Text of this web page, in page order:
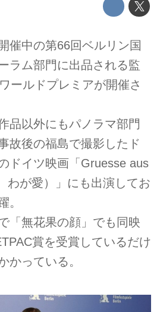
催中の第66回ベルリン国
ラム部門に出品される監
ールドプレミアが開催さ
品以外にもパノラマ部門
故後の福島で撮影したド
ドイツ映画「Gruesse aus
わが愛）」にも出演してお
。
「無花果の顔」でも同映
賞を受賞しているだけ
かっている。